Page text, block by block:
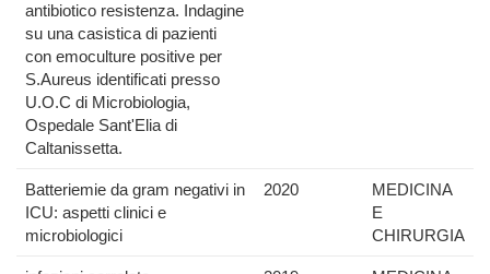
antibiotico resistenza. Indagine
su una casistica di pazienti
con emoculture positive per
S.Aureus identificati presso
U.O.C di Microbiologia,
Ospedale Sant'Elia di
Caltanissetta.
Batteriemie da gram negativi in
ICU: aspetti clinici e
microbiologici
2020
MEDICINA
E
CHIRURGIA